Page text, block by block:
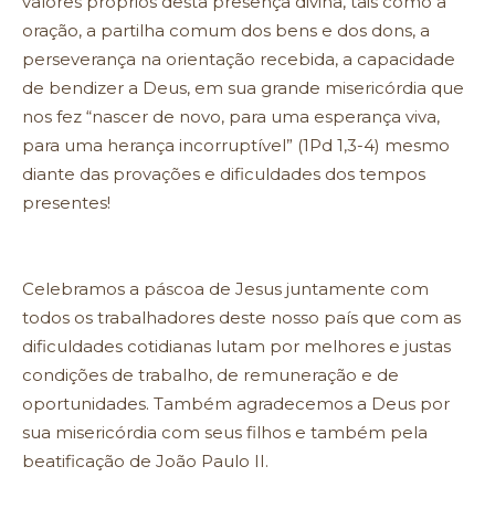
oração, a partilha comum dos bens e dos dons, a
perseverança na orientação recebida, a capacidade
de bendizer a Deus, em sua grande misericórdia que
nos fez “nascer de novo, para uma esperança viva,
para uma herança incorruptível” (1Pd 1,3-4) mesmo
diante das provações e dificuldades dos tempos
presentes!
Celebramos a páscoa de Jesus juntamente com
todos os trabalhadores deste nosso país que com as
dificuldades cotidianas lutam por melhores e justas
condições de trabalho, de remuneração e de
oportunidades. Também agradecemos a Deus por
sua misericórdia com seus filhos e também pela
beatificação de João Paulo II.